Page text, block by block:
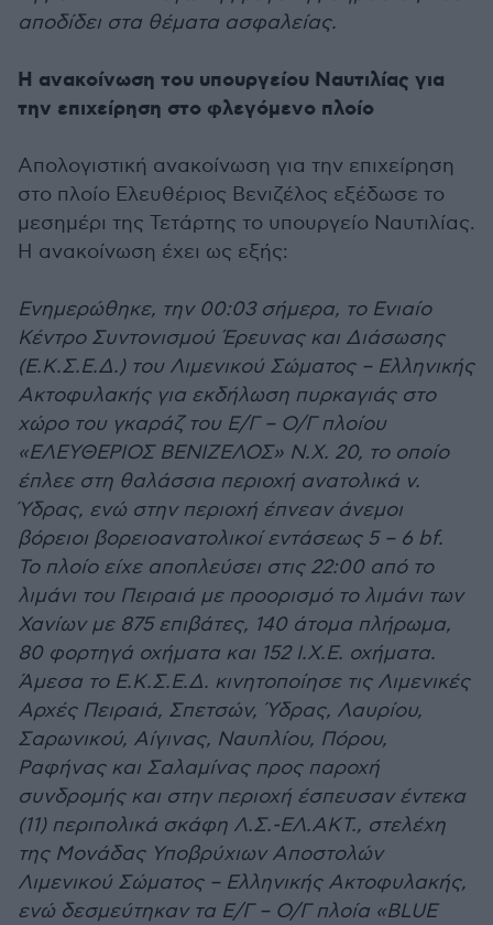
αποδίδει στα θέματα ασφαλείας.
H ανακοίνωση του υπουργείου Ναυτιλίας για
την επιχείρηση στο φλεγόμενο πλοίο
Απολογιστική ανακοίνωση για την επιχείρηση
στο πλοίο Ελευθέριος Βενιζέλος εξέδωσε το
μεσημέρι της Τετάρτης το υπουργείο Ναυτιλίας.
Η ανακοίνωση έχει ως εξής:
Ενημερώθηκε, την 00:03 σήμερα, το Ενιαίο
Κέντρο Συντονισμού Έρευνας και Διάσωσης
(Ε.Κ.Σ.Ε.Δ.) του Λιμενικού Σώματος – Ελληνικής
Ακτοφυλακής για εκδήλωση πυρκαγιάς στο
χώρο του γκαράζ του Ε/Γ – Ο/Γ πλοίου
«ΕΛΕΥΘΕΡΙΟΣ ΒΕΝΙΖΕΛΟΣ» Ν.Χ. 20, το οποίο
έπλεε στη θαλάσσια περιοχή ανατολικά ν.
Ύδρας, ενώ στην περιοχή έπνεαν άνεμοι
βόρειοι βορειοανατολικοί εντάσεως 5 – 6 bf.
Το πλοίο είχε αποπλεύσει στις 22:00 από το
λιμάνι του Πειραιά με προορισμό το λιμάνι των
Χανίων με 875 επιβάτες, 140 άτομα πλήρωμα,
80 φορτηγά οχήματα και 152 Ι.Χ.Ε. οχήματα.
Άμεσα το Ε.Κ.Σ.Ε.Δ. κινητοποίησε τις Λιμενικές
Αρχές Πειραιά, Σπετσών, Ύδρας, Λαυρίου,
Σαρωνικού, Αίγινας, Ναυπλίου, Πόρου,
Ραφήνας και Σαλαμίνας προς παροχή
συνδρομής και στην περιοχή έσπευσαν έντεκα
(11) περιπολικά σκάφη Λ.Σ.-ΕΛ.ΑΚΤ., στελέχη
της Μονάδας Υποβρύχιων Αποστολών
Λιμενικού Σώματος – Ελληνικής Ακτοφυλακής,
ενώ δεσμεύτηκαν τα Ε/Γ – Ο/Γ πλοία «BLUE